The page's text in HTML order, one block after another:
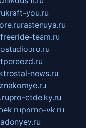
kraft-you.ru
rastenuya.ru
freeride-team.ru
news.ru
pro-otdelky.ru
porno-vk.ru
adonyev.ru